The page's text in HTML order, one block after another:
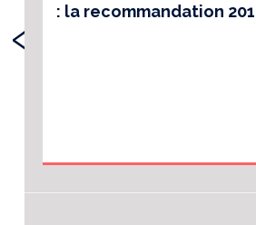
: la recommandation
‹